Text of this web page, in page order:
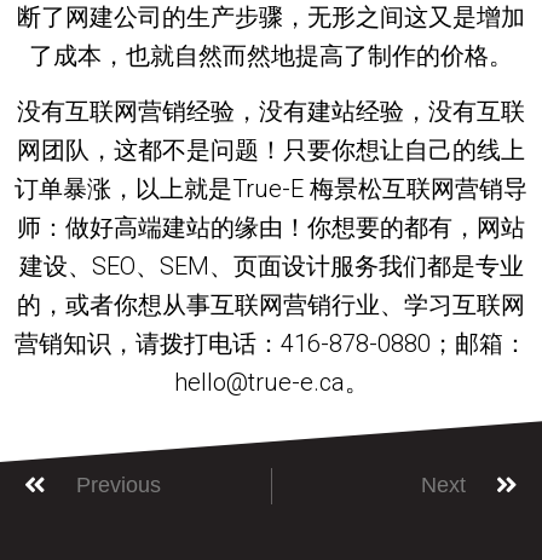
断了网建公司的生产步骤，无形之间这又是增加
了成本，也就自然而然地提高了制作的价格。
没有互联网营销经验，没有建站经验，没有互联
网团队，这都不是问题！只要你想让自己的线上
订单暴涨，以上就是True-E 梅景松互联网营销导
师：做好高端建站的缘由！你想要的都有，网站
建设、SEO、SEM、页面设计服务我们都是专业
的，或者你想从事互联网营销行业、学习互联网
营销知识，请拨打电话：416-878-0880；邮箱：
hello@true-e.ca。
Previous Next